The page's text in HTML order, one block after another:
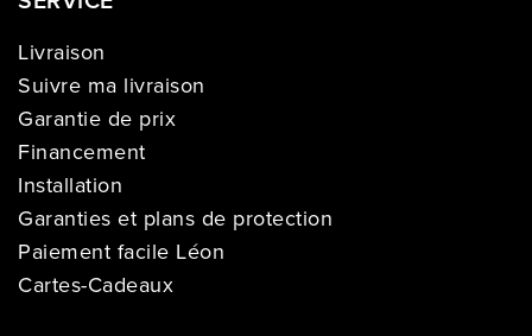
Livraison
Suivre ma livraison
Garantie de prix
Financement
Installation
Garanties et plans de protection
Paiement facile Léon
Cartes-Cadeaux